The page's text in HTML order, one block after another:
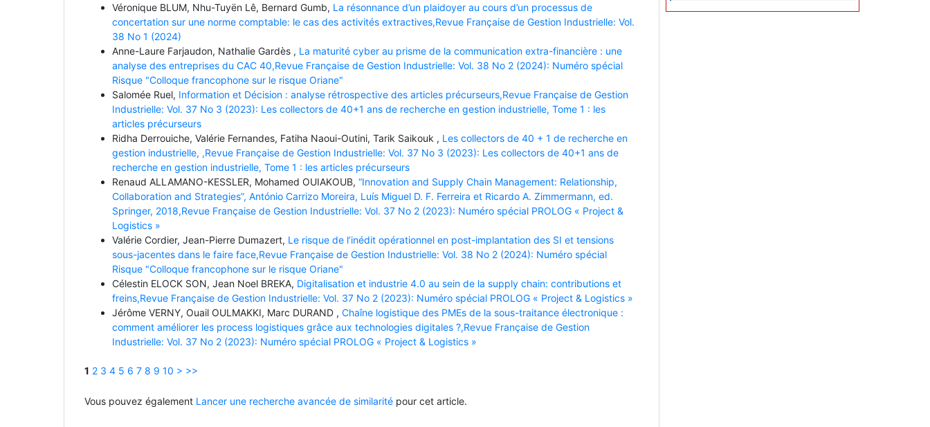
Véronique BLUM, Nhu-Tuyën Lê, Bernard Gumb, La résonnance d’un plaidoyer au cours d’un processus de
concertation sur une norme comptable: le cas des activités extractives,Revue Française de Gestion Industrielle: Vol.
38 No 1 (2024)
Anne-Laure Farjaudon, Nathalie Gardès , La maturité cyber au prisme de la communication extra-financière : une
analyse des entreprises du CAC 40,Revue Française de Gestion Industrielle: Vol. 38 No 2 (2024): Numéro spécial
Risque "Colloque francophone sur le risque Oriane"
Salomée Ruel, Information et Décision : analyse rétrospective des articles précurseurs,Revue Française de Gestion
Industrielle: Vol. 37 No 3 (2023): Les collectors de 40+1 ans de recherche en gestion industrielle, Tome 1 : les
articles précurseurs
Ridha Derrouiche, Valérie Fernandes, Fatiha Naoui-Outini, Tarik Saikouk , Les collectors de 40 + 1 de recherche en
gestion industrielle, ,Revue Française de Gestion Industrielle: Vol. 37 No 3 (2023): Les collectors de 40+1 ans de
recherche en gestion industrielle, Tome 1 : les articles précurseurs
Renaud ALLAMANO-KESSLER, Mohamed OUIAKOUB, “Innovation and Supply Chain Management: Relationship,
Collaboration and Strategies”, António Carrizo Moreira, Luís Miguel D. F. Ferreira et Ricardo A. Zimmermann, ed.
Springer, 2018,Revue Française de Gestion Industrielle: Vol. 37 No 2 (2023): Numéro spécial PROLOG « Project &
Logistics »
Valérie Cordier, Jean-Pierre Dumazert, Le risque de l’inédit opérationnel en post-implantation des SI et tensions
sous-jacentes dans le faire face,Revue Française de Gestion Industrielle: Vol. 38 No 2 (2024): Numéro spécial
Risque "Colloque francophone sur le risque Oriane"
Célestin ELOCK SON, Jean Noel BREKA, Digitalisation et industrie 4.0 au sein de la supply chain: contributions et
freins,Revue Française de Gestion Industrielle: Vol. 37 No 2 (2023): Numéro spécial PROLOG « Project & Logistics »
Jérôme VERNY, Ouail OULMAKKI, Marc DURAND , Chaîne logistique des PMEs de la sous-traitance électronique :
comment améliorer les process logistiques grâce aux technologies digitales ?,Revue Française de Gestion
Industrielle: Vol. 37 No 2 (2023): Numéro spécial PROLOG « Project & Logistics »
1 2 3 4 5 6 7 8 9 10 > >>
Vous pouvez également Lancer une recherche avancée de similarité pour cet article.